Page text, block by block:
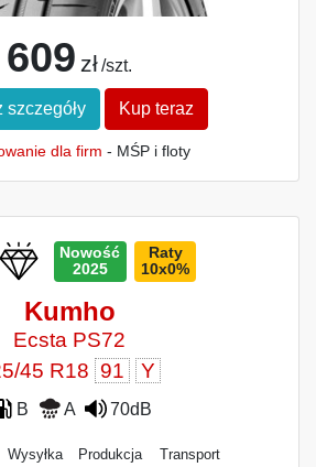
609 zł /szt.
szczegóły Kup teraz
dla firm - MŚP i floty
Nowość
2025
Raty
10x0%
Kumho
Ecsta PS72
45 R18 91 Y
B A 70dB
Wysyłka Produkcja Transport